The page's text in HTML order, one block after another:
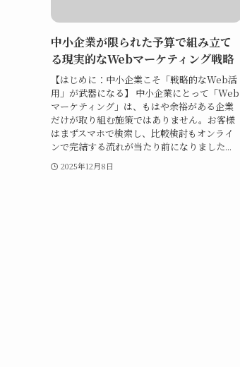
中小企業が限られた予算で組み立て
る現実的なWebマーケティング戦略
【はじめに：中小企業こそ「戦略的なWeb活
用」が武器になる】 中小企業にとって「Web
マーケティング」は、もはや余裕がある企業
だけが取り組む施策ではありません。お客様
はまずスマホで検索し、比較検討もオンライ
ンで完結する流れが当たり前になりました...
2025年12月8日